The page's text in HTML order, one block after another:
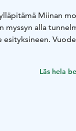
Miinan
myssyn alla
“MiinanLäs hela